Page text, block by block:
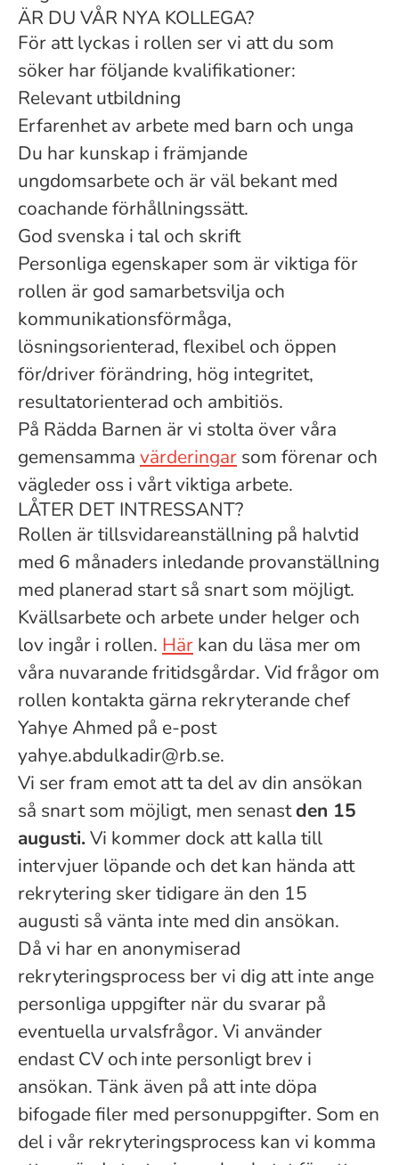
ÄR DU VÅR NYA KOLLEGA?
För att lyckas i rollen ser vi att du som
söker har följande kvalifikationer:
Relevant utbildning
Erfarenhet av arbete med barn och unga
Du har kunskap i främjande
ungdomsarbete och är väl bekant med
coachande förhållningssätt.
God svenska i tal och skrift
Personliga egenskaper som är viktiga för
rollen är god samarbetsvilja och
kommunikationsförmåga,
lösningsorienterad, flexibel och öppen
för/driver förändring, hög integritet,
resultatorienterad och ambitiös.
På Rädda Barnen är vi stolta över våra
gemensamma värderingar som förenar och
vägleder oss i vårt viktiga arbete.
LÅTER DET INTRESSANT?
Rollen är tillsvidareanställning på halvtid
med 6 månaders inledande provanställning
med planerad start så snart som möjligt.
Kvällsarbete och arbete under helger och
lov ingår i rollen. Här kan du läsa mer om
våra nuvarande fritidsgårdar. Vid frågor om
rollen kontakta gärna rekryterande chef
Yahye Ahmed på e-post
yahye.abdulkadir@rb.se.
Vi ser fram emot att ta del av din ansökan
så snart som möjligt, men senastden 15
augusti.Vi kommer dock att kalla till
intervjuer löpande och det kan hända att
rekrytering sker tidigare än den 15
augusti så vänta inte med din ansökan.
Då vi har en anonymiserad
rekryteringsprocess ber vi dig att inte ange
personliga uppgifter när du svarar på
eventuella urvalsfrågor. Vi använder
endast CV och inte personligt brev i
ansökan. Tänk även på att inte döpa
bifogade filer med personuppgifter. Som en
del i vår rekryteringsprocess kan vi komma